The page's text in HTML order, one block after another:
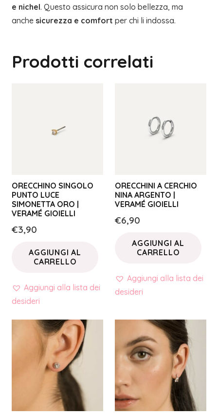
e nichel. Questo assicura non solo bellezza, ma
anche sicurezza e comfort per chi li indossa.
Prodotti correlati
ORECCHINO SINGOLO
PUNTO LUCE
SIMONETTA ORO |
VERAMÉ GIOIELLI
€3,90
AGGIUNGI AL
CARRELLO
Aggiungi alla lista dei
desideri
ORECCHINI A CERCHIO
NINA ARGENTO |
VERAMÉ GIOIELLI
€6,90
AGGIUNGI AL
CARRELLO
Aggiungi alla lista dei
desideri